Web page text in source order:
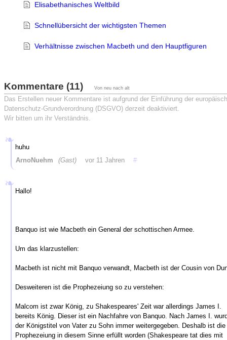
Elisabethanisches Weltbild
Schnellübersicht der wichtigsten Themen
Verhältnisse zwischen Macbeth und den Hauptfiguren
Kommentare (11) Von neu nach alt
Das Erstellen neuer Kommentare ist aufgrund der Einführung der
Datenschutz-Grundverordnung (DSGVO) derzeit deaktiviert.
Wir bitten um ihr Verständnis.
huhu
ArnoNuehm
(Gast) vor 11 Jahren #
Hallo!
Banquo ist wie Macbeth ein General der schottischen Armee.
Um das klarzustellen:
Macbeth ist nicht mit Banquo verwandt, Macbeth ist der Cousin von
Desweiteren ist die Prophezeiung so zu verstehen:
Malcom ist zwar König, zu Shakespeares' Zeit war allerdings James I.
bereits König. Dieser ist ein Nachfahre von Banquo. Nach James I.
der Königstitel von Vater zu Sohn immer weitergegeben. Deshalb ist die
Prophezeiung in diesem Sinne erfüllt worden (Shakespeare tat dies mit